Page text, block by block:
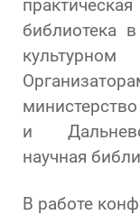
библиотека
и
научная
В работе